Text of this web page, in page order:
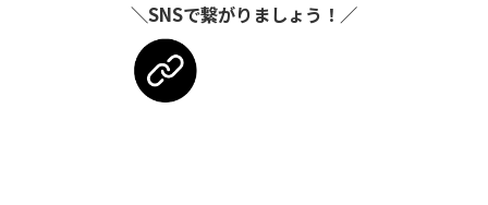
＼SNSで繋がりましょう！／